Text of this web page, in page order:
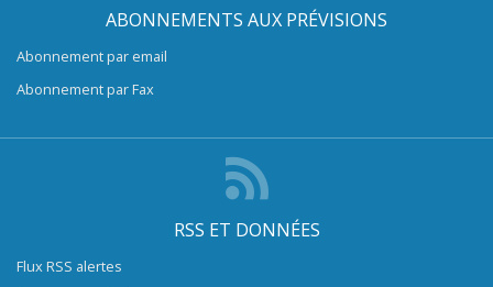
ABONNEMENTS AUX PRÉVISIONS
Abonnement par email
Abonnement par Fax
RSS ET DONNÉES
Flux RSS alertes